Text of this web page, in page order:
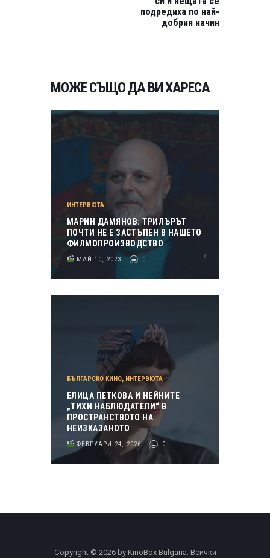
подредиха по най-
добрия начин
МОЖЕ СЪЩО ДА ВИ ХАРЕСА
ИНТЕРВЮТА
МАРИН ДАМЯНОВ: ТРИЛЪРЪТ
ПОЧТИ НЕ Е ЗАСТЪПЕН В НАШЕТО
ФИЛМОПРОИЗВОДСТВО
МАЙ 10, 2023 0
БЪЛГАРСКО КИНО, ИНТЕРВЮТА
ЕЛИЦА ПЕТКОВА И НЕЙНИТЕ
„ТИХИ НАБЛЮДАТЕЛИ“ В
ПРОСТРАНСТВОТО НА
НЕИЗКАЗАНОТО
ФЕВРУАРИ 24, 2026 0
Copyright © 2026 by KinoBox Bulgaria. Всички